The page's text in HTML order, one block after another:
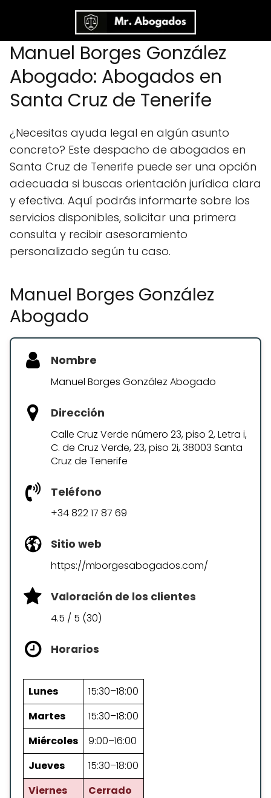
Manuel Borges González
Abogado: Abogados en
Santa Cruz de Tenerife
¿Necesitas ayuda legal en algún asunto
concreto? Este despacho de abogados en
Santa Cruz de Tenerife puede ser una opción
adecuada si buscas orientación jurídica clara
y efectiva. Aquí podrás informarte sobre los
servicios disponibles, solicitar una primera
consulta y recibir asesoramiento
personalizado según tu caso.
Manuel Borges González
Abogado
Nombre
Manuel Borges González Abogado
Dirección
Calle Cruz Verde número 23, piso 2, Letra i,
C. de Cruz Verde, 23, piso 2i, 38003 Santa
Cruz de Tenerife
Teléfono
+34 822 17 87 69
Sitio web
https://mborgesabogados.com/
Valoración de los clientes
4.5 / 5 (30)
Horarios
Lunes
15:30–18:00
Martes
15:30–18:00
Miércoles
9:00–16:00
Jueves
15:30–18:00
Viernes
Cerrado